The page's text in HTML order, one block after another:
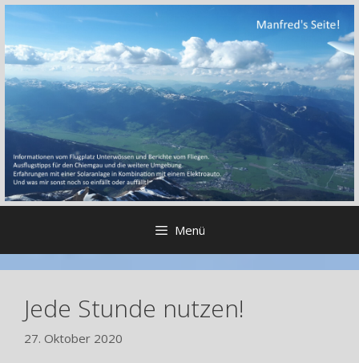
Zum
springen
Menü
Jede Stunde nutzen!
27. Oktober 2020